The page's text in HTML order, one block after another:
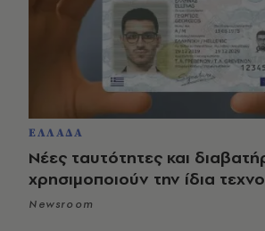
ΕΛΛΑΔΑ
Νέες ταυτότητες και
χρησιμοποιούν την ίδια
Newsroom